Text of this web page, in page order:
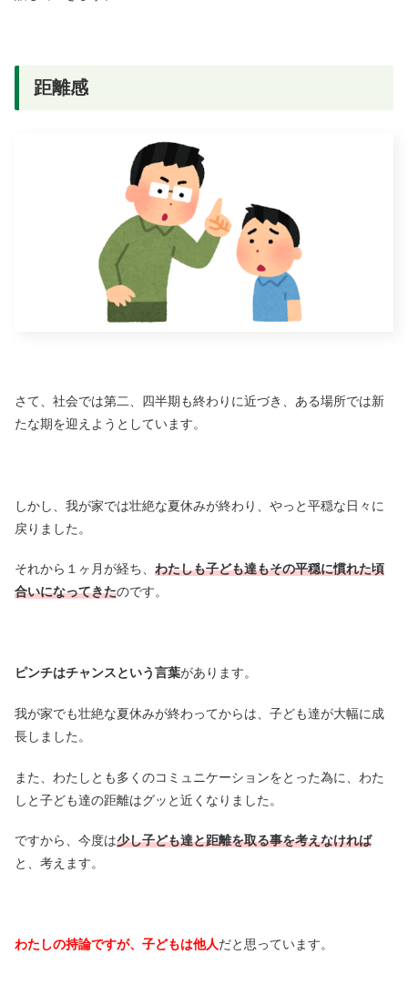
距離感
さて、社会では第二、四半期も終わりに近づき、ある場所では新
たな期を迎えようとしています。
しかし、我が家では壮絶な夏休みが終わり、やっと平穏な日々に
戻りました。
それから１ヶ月が経ち、 わたしも子ども達もその平穏に慣れた頃
合いになってきたのです。
ピンチはチャンスという言葉があります。
我が家でも壮絶な夏休みが終わってからは、子ども達が大幅に成
長しました。
また、わたしとも多くのコミュニケーションをとった為に、わた
しと子ども達の距離はグッと近くなりました。
ですから、今度は少し子ども達と距離を取る事を考えなければ
と、考えます。
わたしの持論ですが、子どもは他人だと思っています。